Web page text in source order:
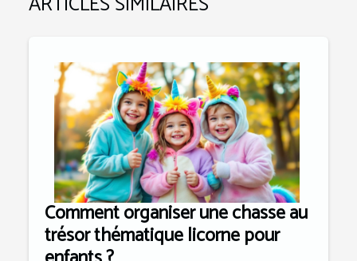
Comment organiser une chasse au
trésor thématique licorne pour